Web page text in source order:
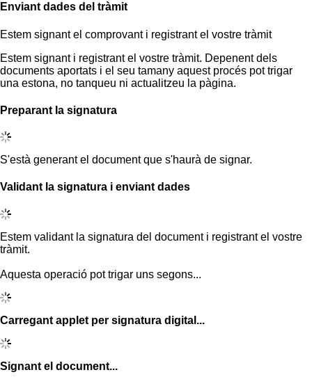
Enviant dades del tràmit
Estem signant el comprovant i registrant el vostre tràmit
Estem signant i registrant el vostre tràmit. Depenent dels
documents aportats i el seu tamany aquest procés pot trigar
una estona, no tanqueu ni actualitzeu la pàgina.
Preparant la signatura
S'està generant el document que s'haurà de signar.
Validant la signatura i enviant dades
Estem validant la signatura del document i registrant el vostre
tràmit.
Aquesta operació pot trigar uns segons...
Carregant applet per signatura digital...
Signant el document...